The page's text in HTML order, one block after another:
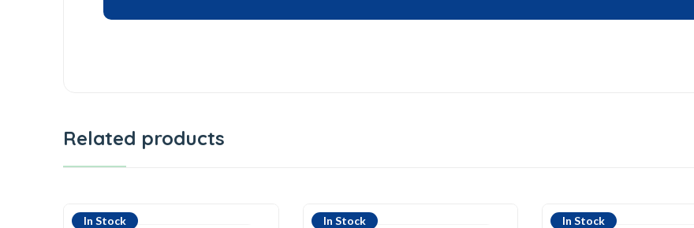
Related products
In Stock In Stock In Stock